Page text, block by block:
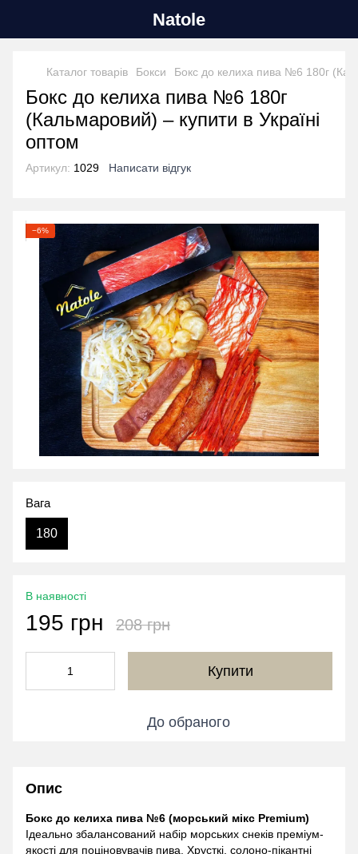
Natole
Каталог товарів Бокси Бокс до келиха пива №6 180г
Бокс до келиха пива №6 180г
(Кальмаровий) – купити в Україні
оптом
Артикул: 1029 Написати відгук
−6%
Вага
180
В наявності
195 грн 208 грн
Купити
До обраного
Опис
Бокс до келиха пива №6 (морський мікс Premium)
Ідеально збалансований набір морських снеків преміум-
якості для поціновувачів пива. Хрусткі, солоно-пікантні